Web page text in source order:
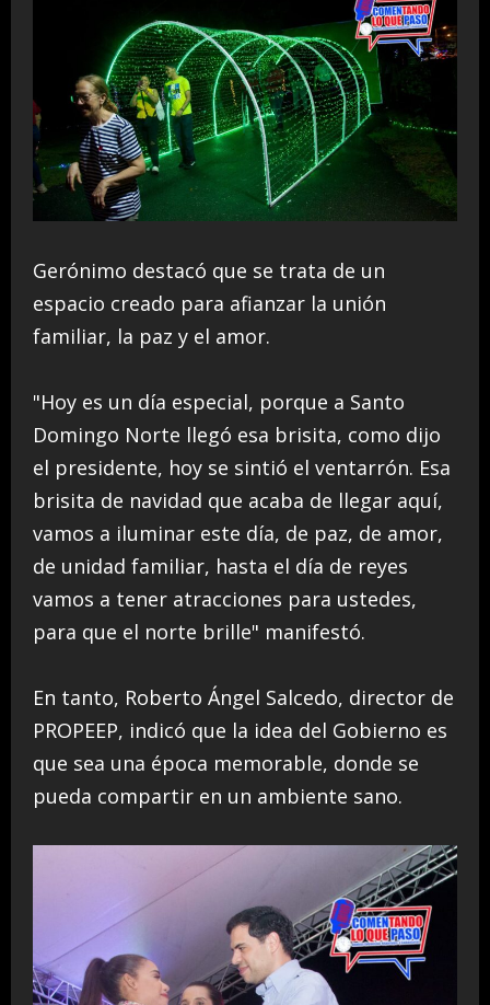
Gerónimo destacó que se trata de un
espacio creado para afianzar la unión
familiar, la paz y el amor.
"Hoy es un día especial, porque a Santo
Domingo Norte llegó esa brisita, como dijo
el presidente, hoy se sintió el ventarrón. Esa
brisita de navidad que acaba de llegar aquí,
vamos a iluminar este día, de paz, de amor,
de unidad familiar, hasta el día de reyes
vamos a tener atracciones para ustedes,
para que el norte brille" manifestó.
En tanto, Roberto Ángel Salcedo, director de
PROPEEP, indicó que la idea del Gobierno es
que sea una época memorable, donde se
pueda compartir en un ambiente sano.